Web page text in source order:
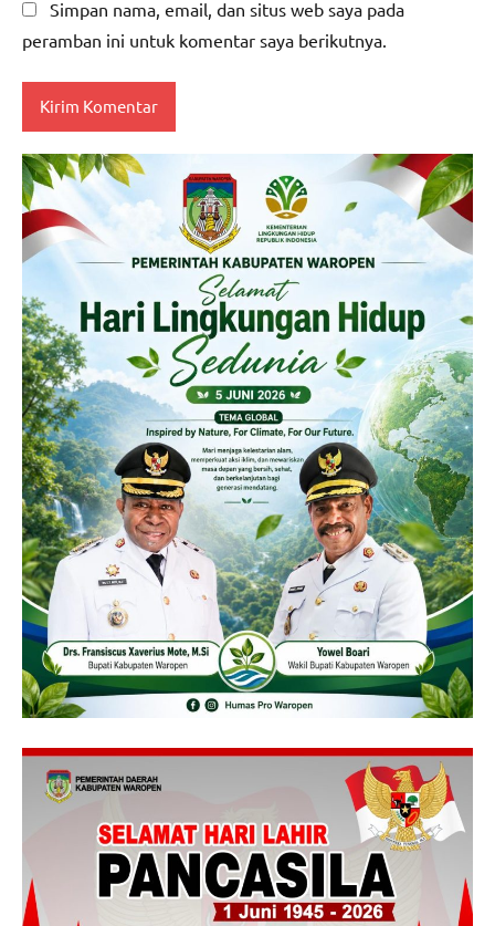
Simpan nama, email, dan situs web saya pada
peramban ini untuk komentar saya berikutnya.